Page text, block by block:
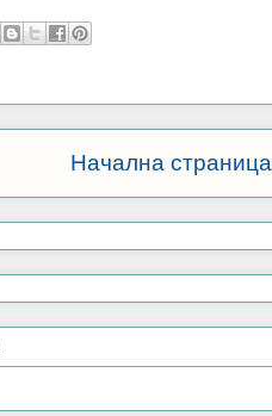
Начална страница